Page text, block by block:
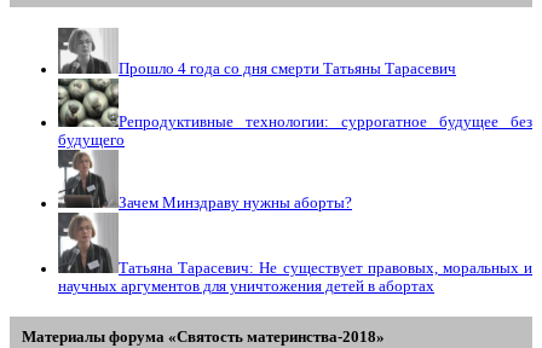
Прошло 4 года со дня смерти Татьяны Тарасевич
Репродуктивные технологии: суррогатное будущее без
будущего
Зачем Минздраву нужны аборты?
Татьяна Тарасевич: Не существует правовых, моральных и
научных аргументов для уничтожения детей в абортах
Материалы форума «Святость материнства-2018»